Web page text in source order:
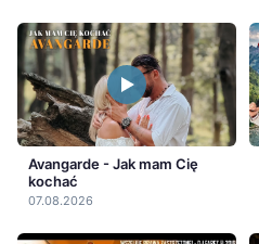
Avangarde - Jak mam Cię
kochać
07.08.2026